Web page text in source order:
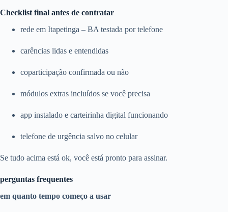
Checklist final antes de contratar
rede em Itapetinga – BA testada por telefone
carências lidas e entendidas
coparticipação confirmada ou não
módulos extras incluídos se você precisa
app instalado e carteirinha digital funcionando
telefone de urgência salvo no celular
Se tudo acima está ok, você está pronto para assinar.
perguntas frequentes
em quanto tempo começo a usar